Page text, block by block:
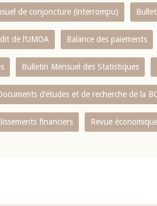
de conjoncture (interrompu)
de l‘UMOA Balance des paiements
Bulletin Mensuel des Statistiques
d’études et de recherche de la
financiers Revue